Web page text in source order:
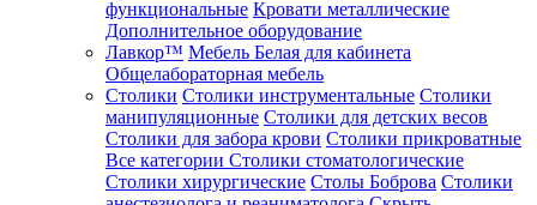
функциональные Кровати металлические
Дополнительное оборудование
Лавкор™ Мебель Белая для кабинета
Общелабораторная мебель
Столики Столики инструментальные Столики
манипуляционные Столики для детских весов
Столики для забора крови Столики прикроватные
Все категории Столики стоматологические
Столики хирургические Столы Боброва Столики